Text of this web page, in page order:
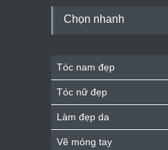
Chọn nhanh
Tóc nam đẹp
Tóc nữ đẹp
Làm đẹp da
Vẽ móng tay